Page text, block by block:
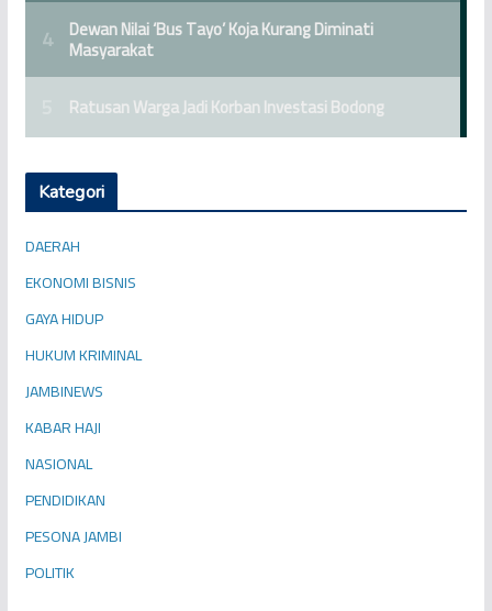
Kategori
DAERAH
EKONOMI BISNIS
GAYA HIDUP
HUKUM KRIMINAL
JAMBINEWS
KABAR HAJI
NASIONAL
PENDIDIKAN
PESONA JAMBI
POLITIK